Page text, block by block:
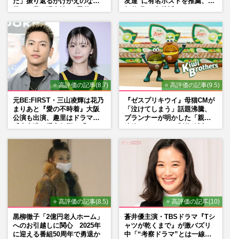
ナを楽しむ姿を公開も“警告”相次ぐ、3か
週刊女性PRIME 2025/2/17
『サウナを愛でたい』出演の酒井法子に
「介護の勉強」を蒸し返す声、実際に介護
職に就いた元タレントと比較…
週刊女性PRIME 2024/12/17
⭐ 高評価の記事(8.7)
元BE:FIRST・三山凌輝は花乃
まりあと『愛の不時着』大阪
公演も出演、趣里はドラマ
⭐ 高評価の記事(9.5)
『ゼスプリキウイ』母猫CMが
「泣けてしまう」話題沸騰、
プランナーが明かした「親に
⭐ 高評価の記事(8.5)
黒柳徹子「2億円老人ホーム」
へのお引越しに関心 2025年
に迎える番組50周年で勇退か
⭐ 高評価の記事(10)
蒼井優主演・TBSドラマ『Tシ
ャツが乾くまで』が激バズリ
中「“考察ドラマ”とは一線を